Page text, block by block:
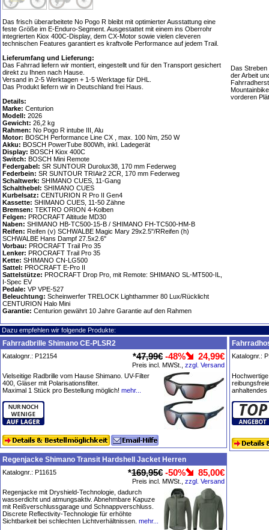
Das frisch überarbeitete No Pogo R bleibt mit optimierter Ausstattung eine
feste Größe im E-Enduro-Segment. Ausgestattet mit einem ins Oberrohr
integrierten Kiox 400C-Display, dem CX-Motor sowie vielen cleveren
technischen Features garantiert es kraftvolle Performance auf jedem Trail.
Lieferumfang und Lieferung:
Das Fahrrad liefern wir montiert, eingestellt und für den Transport gesichert
direkt zu Ihnen nach Hause.
Versand in 2-5 Werktagen + 1-5 Werktage für DHL.
Das Produkt liefern wir in Deutschland frei Haus.
Details:
Marke: Centurion
Modell: 2026
Gewicht: 26,2 kg
Rahmen: No Pogo R intube III, Alu
Motor: BOSCH Performance Line CX , max. 100 Nm, 250 W
Akku: BOSCH PowerTube 800Wh, inkl. Ladegerät
Display: BOSCH Kiox 400C
Switch: BOSCH Mini Remote
Federgabel: SR SUNTOUR Durolux38, 170 mm Federweg
Federbein: SR SUNTOUR TRIAir2 2CR, 170 mm Federweg
Schaltwerk: SHIMANO CUES, 11-Gang
Schalthebel: SHIMANO CUES
Kurbelsatz: CENTURION R Pro II Gen4
Kassette: SHIMANO CUES, 11-50 Zähne
Bremsen: TEKTRO ORION 4-Kolben
Felgen: PROCRAFT Altitude MD30
Naben: SHIMANO HB-TC500-15-B / SHIMANO FH-TC500-HM-B
Reifen: Reifen (v) SCHWALBE Magic Mary 29x2.5"/RReifen (h)
SCHWALBE Hans Dampf 27.5x2.6"
Vorbau: PROCRAFT Trail Pro 35
Lenker: PROCRAFT Trail Pro 35
Kette: SHIMANO CN-LG500
Sattel: PROCRAFT E-Pro II
Sattelstütze: PROCRAFT Drop Pro, mit Remote: SHIMANO SL-MT500-IL,
I-Spec EV
Pedale: VP VPE-527
Beleuchtung: Scheinwerfer TRELOCK Lighthammer 80 Lux/Rücklicht
CENTURION Halo Mini
Garantie: Centurion gewährt 10 Jahre Garantie auf den Rahmen
Das Streben
der Arbeit
vorderen
Dazu empfehlen wir folgende Produkte:
Fahrradbrille Shimano CE-PLSR2
Katalognr.: P12154 *47,99€ -48% 24,99€
Preis incl. MWSt., zzgl. Versand
Vielseitige Radbrille vom Hause Shimano. UV-Filter
400, Gläser mit Polarisationsfilter.
Maximal 1 Stück pro Bestellung möglich! mehr...
Katalognr.:
Regenjacke Shimano Transit Hardshell Jacket Herren
Katalognr.: P11615 *169,95€ -50% 85,00€
Preis incl. MWSt., zzgl. Versand
Regenjacke mit Dryshield-Technologie, dadurch
wasserdicht und atmungsaktiv. Abnehmbare Kapuze
mit Reißverschlussgarage und Schnappverschluss.
Discrete Reflectivity-Technologie für erhöhte
Sichtbarkeit bei schlechten Lichtverhältnissen. mehr...